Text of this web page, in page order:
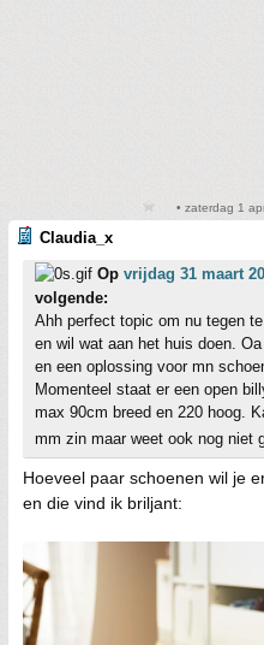
• zaterdag 1
Claudia_x
Op vrijdag 31 maart
volgende:
Ahh perfect topic om nu tegen
en wil wat aan het huis doen.
en een oplossing voor mn
Momenteel staat er een open
max 90cm breed en 220 hoog.
mm zin maar weet ook nog niet
Hoeveel paar schoenen wil je
en die vind ik briljant: